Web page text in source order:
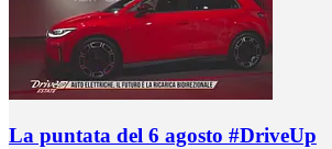
La puntata del 6 agosto #DriveUp